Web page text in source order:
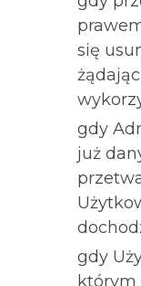
się
gdy
już
gdy
którym